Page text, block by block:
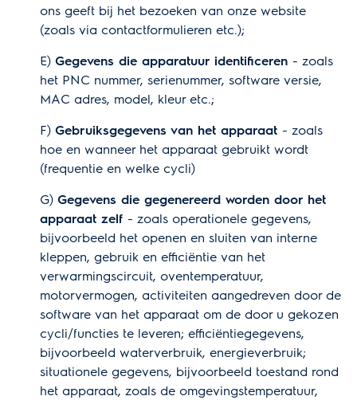
ons geeft bij het bezoeken van onze website
(zoals via contactformulieren etc.);
E) Gegevens die apparatuur identificeren - zoals
het PNC nummer, serienummer, software versie,
MAC adres, model, kleur etc.;
F) Gebruiksgegevens van het apparaat - zoals
hoe en wanneer het apparaat gebruikt wordt
(frequentie en welke cycli)
G) Gegevens die gegenereerd worden door het
apparaat zelf - zoals operationele gegevens,
bijvoorbeeld het openen en sluiten van interne
kleppen, gebruik en efficiëntie van het
verwarmingscircuit, oventemperatuur,
motorvermogen, activiteiten aangedreven door de
software van het apparaat om de door u gekozen
cycli/functies te leveren; efficiëntiegegevens,
bijvoorbeeld waterverbruik, energieverbruik;
situationele gegevens, bijvoorbeeld toestand rond
het apparaat, zoals de omgevingstemperatuur,